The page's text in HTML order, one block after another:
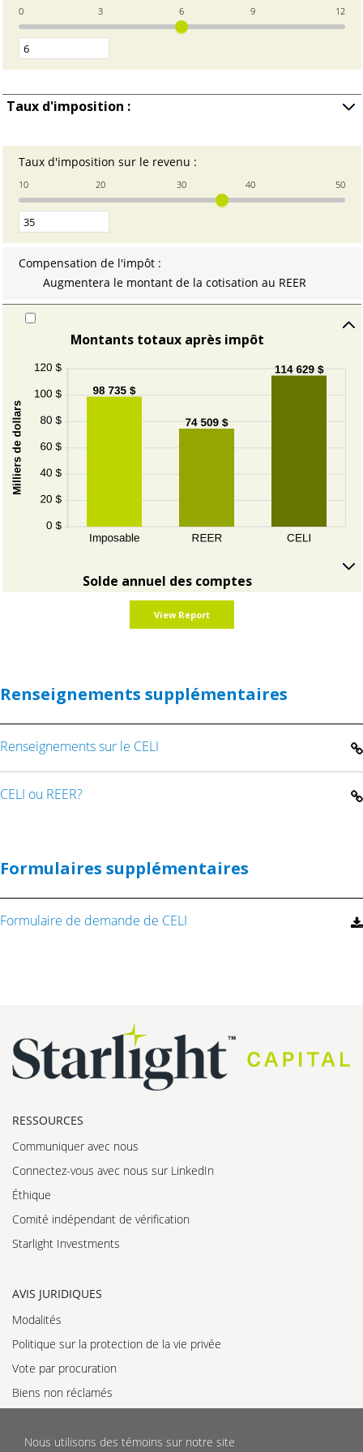
entre
0 3 6 9 12
Taux d'imposition :
Taux d'imposition sur le revenu :
montant
entre
10 20 30 40 50
Compensation de l'impôt:
Augmentera le montant de la cotisation au REER
Montants totaux après impôt
pour
cacher
Solde annuel des comptesCliquez
Renseignements supplémentaires
Renseignements sur le CELI
CELI ou REER?
Formulaires supplémentaires
Formulaire de demande de CELI
RESSOURCES
Communiquer avec nous
Connectez-vous avec nous sur LinkedIn
Éthique
Comité indépendant de vérification
Starlight Investments
AVIS JURIDIQUES
Modalités
Politique sur la protection de la vie privée
Vote par procuration
Biens non réclamés
Politique sur les normes d’accessibilité
Nous utilisons des témoins sur notre site